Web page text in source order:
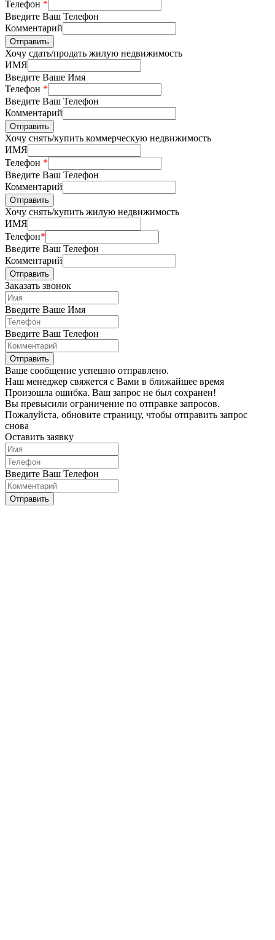
Телефон *
Введите Ваш Телефон
Комментарий
Отправить
Хочу сдать/продать жилую недвижимость
ИМЯ
Введите Ваше Имя
Телефон *
Введите Ваш Телефон
Комментарий
Отправить
Хочу снять/купить коммерческую недвижимость
ИМЯ
Телефон *
Введите Ваш Телефон
Комментарий
Отправить
Хочу снять/купить жилую недвижимость
ИМЯ
Телефон*
Введите Ваш Телефон
Комментарий
Отправить
Заказать звонок
Введите Ваше Имя
Введите Ваш Телефон
Отправить
Ваше сообщение успешно отправлено.
Наш менеджер свяжется с Вами в ближайшее время
Произошла ошибка. Ваш запрос не был сохранен!
Вы превысили ограничение по отправке запросов.
Пожалуйста, обновите страницу, чтобы отправить запрос
снова
Оставить заявку
Введите Ваш Телефон
Отправить